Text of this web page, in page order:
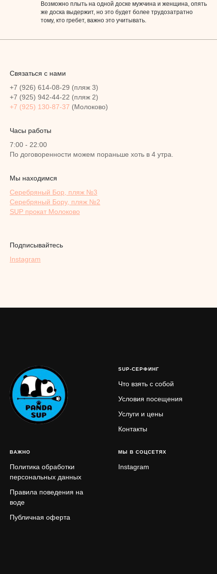
Возможно плыть на одной доске мужчина и женщина, опять
же доска выдержит, но это будет более трудозатратно
тому, кто гребет, важно это учитывать.
Связаться с нами
+7 (926) 614-08-29 (пляж 3)
+7 (925) 942-44-22 (пляж 2)
+7 (925) 130-87-37 (Молоково)
Часы работы
7:00 - 22:00
По договоренности можем пораньше хоть в 4 утра.
Мы находимся
Серебряный Бор, пляж №3
Серебряный Бору, пляж №2
SUP прокат Молоково
Подписывайтесь
Instagram
SUP-СЕРФИНГ
Что взять с собой
Условия посещения
Услуги и цены
Контакты
ВАЖНО
Политика обработки
персональных данных
Правила поведения на
воде
Публичная оферта
МЫ В СОЦСЕТЯХ
Instagram